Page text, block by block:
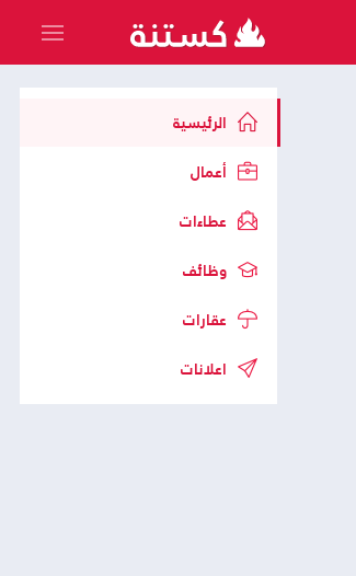
الرئيسية
أعمال
عطاءات
وظائف
عقارات
اعلانات